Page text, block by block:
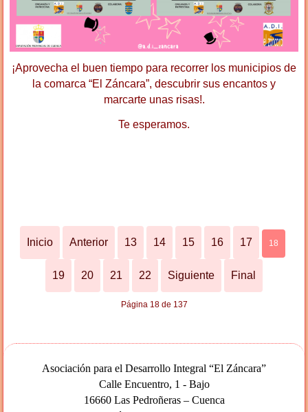
¡Aprovecha el buen tiempo para recorrer los municipios de
la comarca “El Záncara”, descubrir sus encantos y
marcarte unas risas!.
Te esperamos.
Inicio Anterior 13 14 15 16 17 18
19 20 21 22 Siguiente Final
Página 18 de 137
Asociación para el Desarrollo Integral “El Záncara”
Calle Encuentro, 1 - Bajo
16660 Las Pedroñeras – Cuenca